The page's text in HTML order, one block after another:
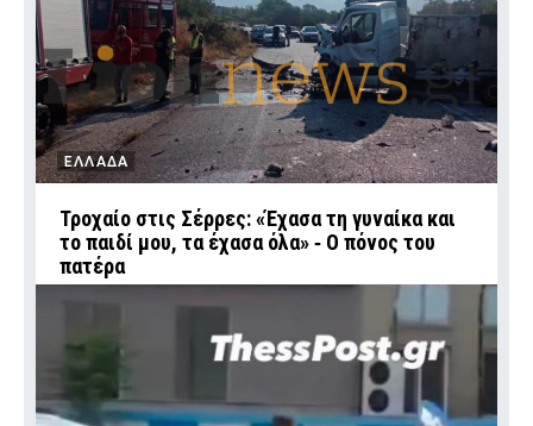
ΕΛΛΑΔΑ
Τροχαίο στις Σέρρες: «Έχασα τη γυναίκα και
το παιδί μου, τα έχασα όλα» ‑ Ο πόνος του
πατέρα